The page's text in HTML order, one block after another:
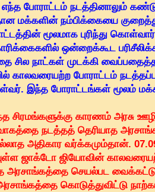
எந்த போராட்டம் நடத்தினாலும்
மக்களின் நம்பிக்கையை
மூலமாக புரிந்து
ஒன்றைக்கூட
சில நாட்கள் முடக்கி
காலவரையற்ற போராட்டம்
இந்த போராட்டங்கள் மூலம்
சிரமங்களுக்கு காரணம் அரசு
நடத்தத் தெரியாத
அதிகார வர்க்கமும்தான்.
ஜாக்டோ ஜியோவின்
அரசாங்கத்தை செயல்பட
கொடுத்துவிட்டு